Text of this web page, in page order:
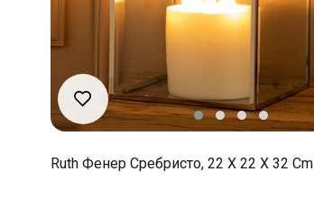
Ruth Фенер Сребристо, 22 X 22 X 32 Cm